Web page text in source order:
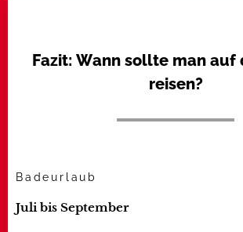
Fazit: Wann sollte man auf
reisen?
Badeurlaub
Juli bis September